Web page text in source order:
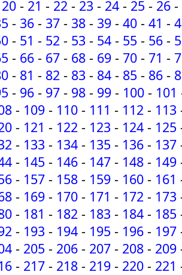
20 - 21 - 22 - 23 - 24 - 25 - 26 -
- 36 - 37 - 38 - 39 - 40 - 41 -
- 51 - 52 - 53 - 54 - 55 - 56 -
- 66 - 67 - 68 - 69 - 70 - 71 -
- 81 - 82 - 83 - 84 - 85 - 86 -
- 96 - 97 - 98 - 99 - 100 - 101
- 109 - 110 - 111 - 112 - 113
- 121 - 122 - 123 - 124 - 125
- 133 - 134 - 135 - 136 - 137
- 145 - 146 - 147 - 148 - 149
- 157 - 158 - 159 - 160 - 161
- 169 - 170 - 171 - 172 - 173
- 181 - 182 - 183 - 184 - 185
- 193 - 194 - 195 - 196 - 197
- 205 - 206 - 207 - 208 - 209
- 217 - 218 - 219 - 220 - 221